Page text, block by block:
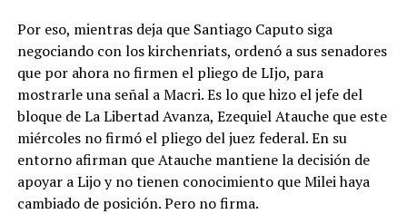
Por eso, mientras deja que Santiago Caputo siga
negociando con los kirchenriats, ordenó a sus senadores
que por ahora no firmen el pliego de LIjo, para
mostrarle una señal a Macri. Es lo que hizo el jefe del
bloque de La Libertad Avanza, Ezequiel Atauche que este
miércoles no firmó el pliego del juez federal. En su
entorno afirman que Atauche mantiene la decisión de
apoyar a Lijo y no tienen conocimiento que Milei haya
cambiado de posición. Pero no firma.